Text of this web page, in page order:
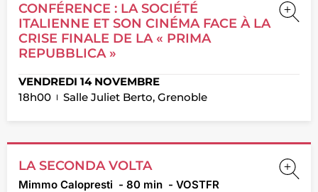
VENDREDI 14 NOVEMBRE
18h00
Salle Juliet Berto, Grenoble
CONFÉRENCE : LA SOCIÉTÉ
ITALIENNE ET SON CINÉMA FACE À LA
CRISE FINALE DE LA « PRIMA
REPUBBLICA »
LA SECONDA VOLTA
Mimmo Calopresti - 80 min - VOSTFR